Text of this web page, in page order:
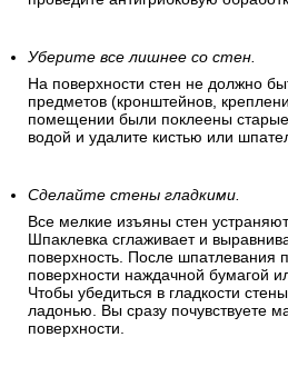
На стенах, которые имеют внешний
появляться капли влаги, запах
обнаружили в помещении такие
причины высокой влажности. При
проведите антигрибковую
На поверхности стен не должно
предметов (кронштейнов,
помещении были поклеены старые
водой и удалите кистью или
Сделайте стены гладкими.
Все мелкие изъяны стен